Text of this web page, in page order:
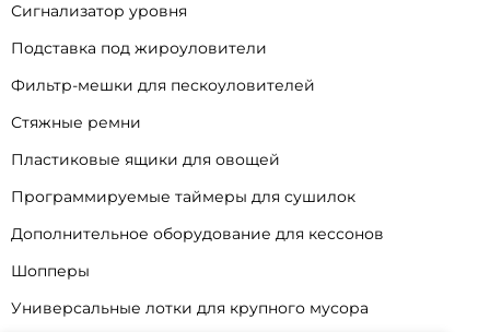
Сигнализатор уровня
Подставка под жироуловители
Фильтр-мешки для пескоуловителей
Стяжные ремни
Пластиковые ящики для овощей
Программируемые таймеры для сушилок
Дополнительное оборудование для кессонов
Шопперы
Универсальные лотки для крупного мусора